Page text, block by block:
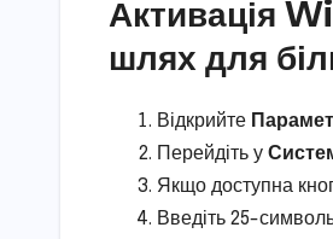
Активація
шлях для
Відкрийте
Перейдіть у
Якщо доступна
Введіть 25-